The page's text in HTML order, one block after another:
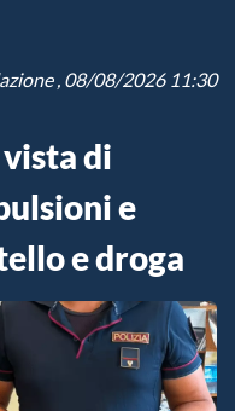
, 08/08/2026 11:30
di
e
e droga